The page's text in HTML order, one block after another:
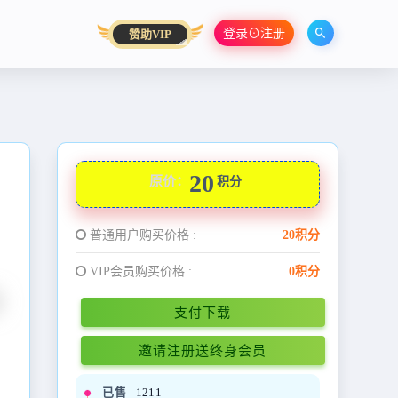
赞助VIP 登录⊙注册
原价： 20 积分
普通用户购买价格 : 20积分
VIP会员购买价格 : 0积分
支付下载
邀请注册送终身会员
已售 1211